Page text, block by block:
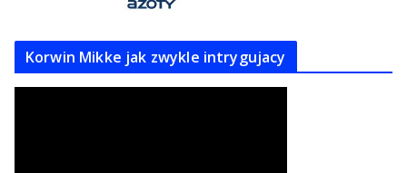
Korwin Mikke jak zwykle intrygujacy